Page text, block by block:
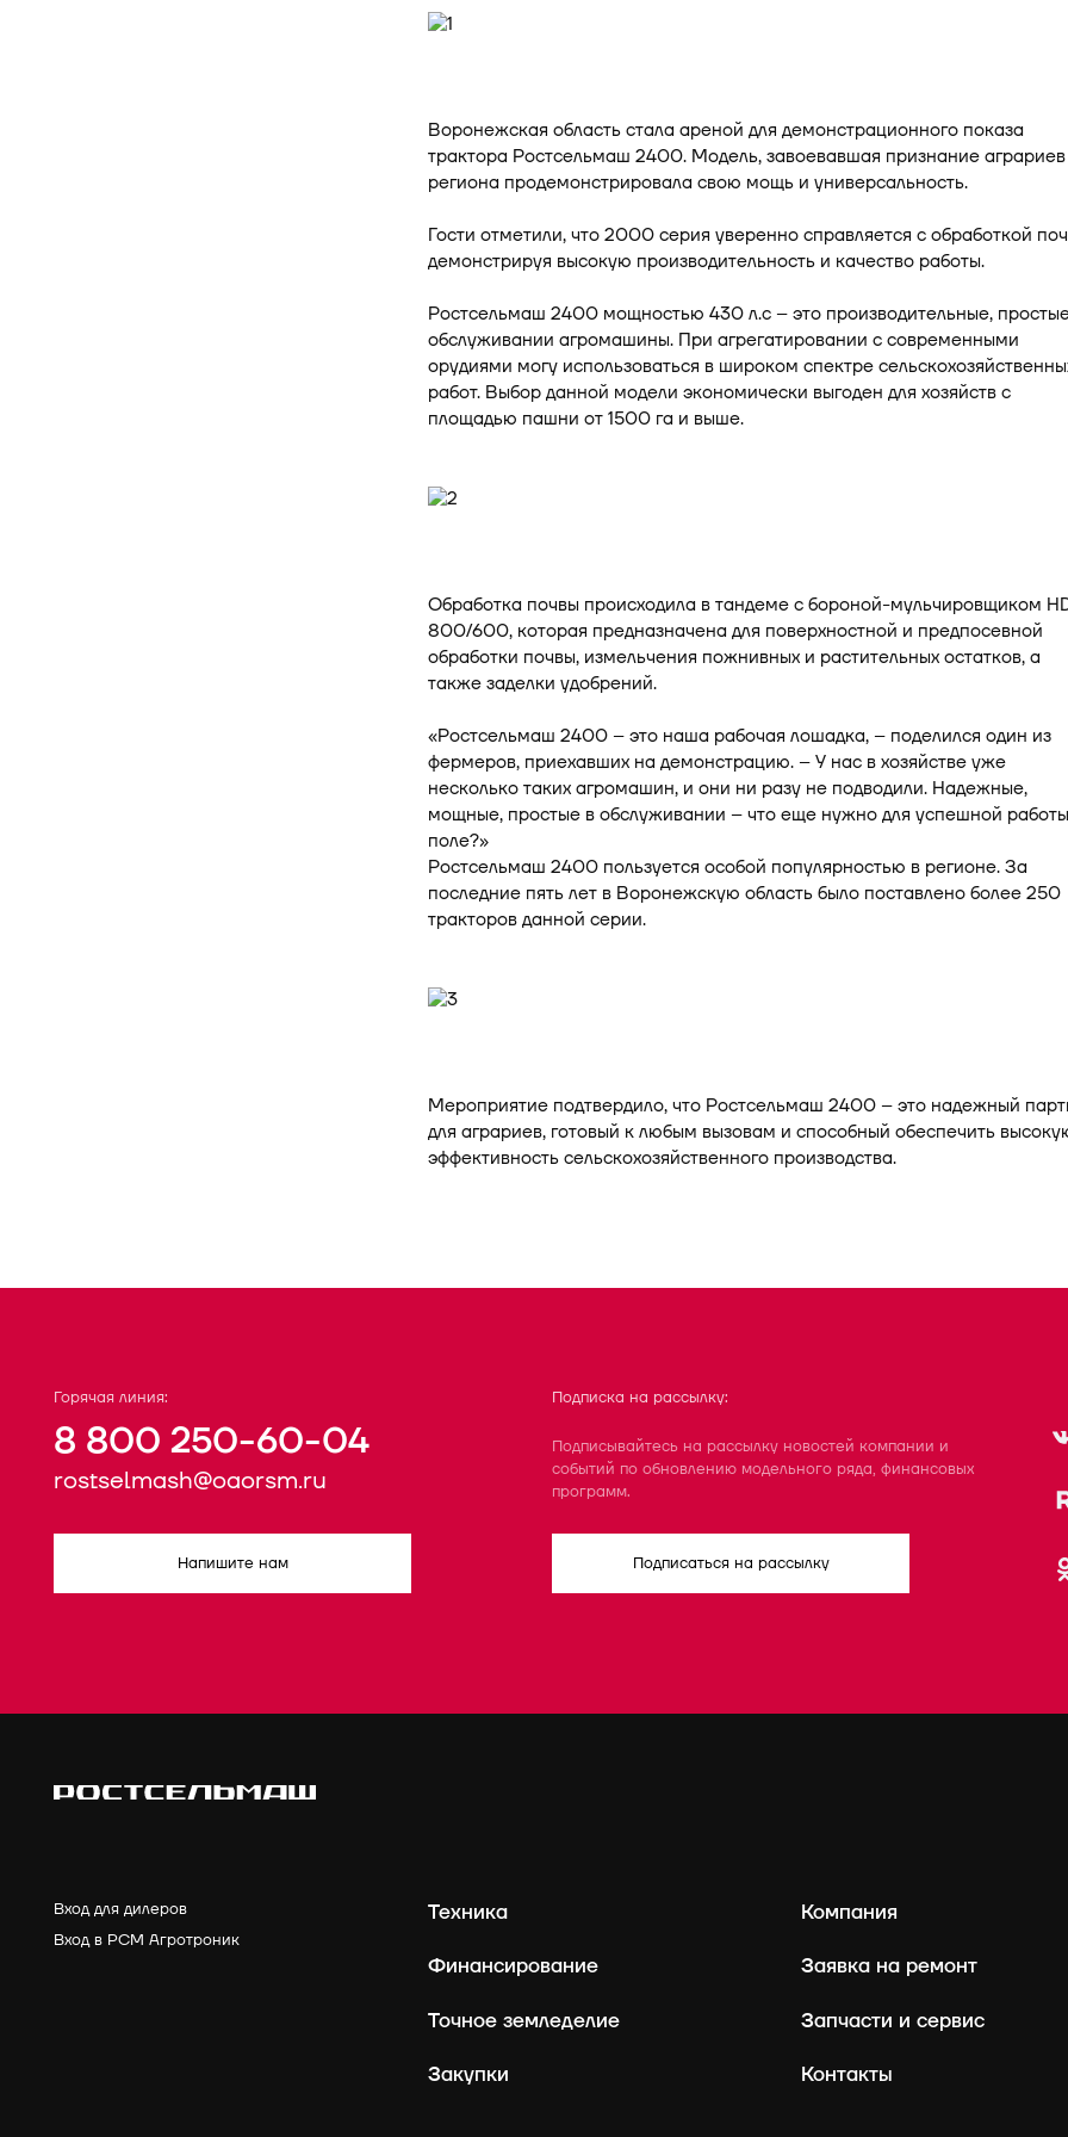
Воронежская область стала ареной для демонстрационного показа
трактора Ростсельмаш 2400. Модель, завоевавшая признание аграриев
региона продемонстрировала свою мощь и универсальность.
Гости отметили, что 2000 серия уверенно справляется с обработкой
демонстрируя высокую производительность и качество работы.
Ростсельмаш 2400 мощностью 430 л.с – это производительные,
обслуживании агромашины. При агрегатировании с современными
орудиями могу использоваться в широком спектре
работ. Выбор данной модели экономически выгоден для хозяйств с
площадью пашни от 1500 га и выше.
Обработка почвы происходила в тандеме с бороной-мульчировщиком
800/600, которая предназначена для поверхностной и предпосевной
обработки почвы, измельчения пожнивных и растительных остатков, а
также заделки удобрений.
«Ростсельмаш 2400 – это наша рабочая лошадка, – поделился один из
фермеров, приехавших на демонстрацию. – У нас в хозяйстве уже
несколько таких агромашин, и они ни разу не подводили. Надежные,
мощные, простые в обслуживании – что еще нужно для успешной
поле?»
Ростсельмаш 2400 пользуется особой популярностью в регионе. За
последние пять лет в Воронежскую область было поставлено более 250
тракторов данной серии.
Мероприятие подтвердило, что Ростсельмаш 2400 – это надежный
для аграриев, готовый к любым вызовам и способный обеспечить
эффективность сельскохозяйственного производства.
Горячая линия:
8 800 250-60-04
rostselmash@oaorsm.ru
Напишите нам
Подписка на рассылку:
Подписывайтесь на рассылку новостей компании и
событий по обновлению модельного ряда, финансовых
программ.
Подписаться на рассылку
Вход для дилеров
Вход в РСМ Агротроник
Техника
Финансирование
Точное земледелие
Закупки
Компания
Заявка на ремонт
Запчасти и сервис
Контакты